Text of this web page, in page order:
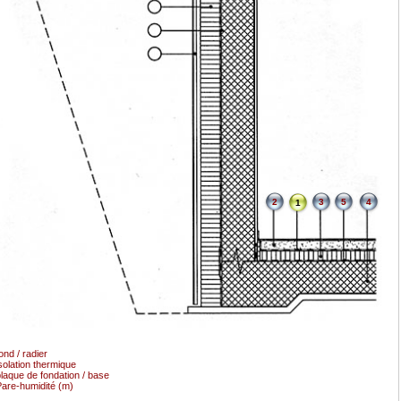
1
/ radier
2
thermique
3
de fondation / base
4
humidité (m)
5